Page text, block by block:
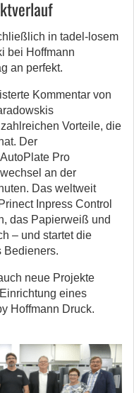
in tadel-losem
bei Hoffmann
an perfekt.
Kommentar von
Vorteile, die
Der
Pro
an der
Das weltweit
Inpress Control
das Papierweiß und
– und startet die
Bedieners.
neue Projekte
eines
Hoffmann Druck.